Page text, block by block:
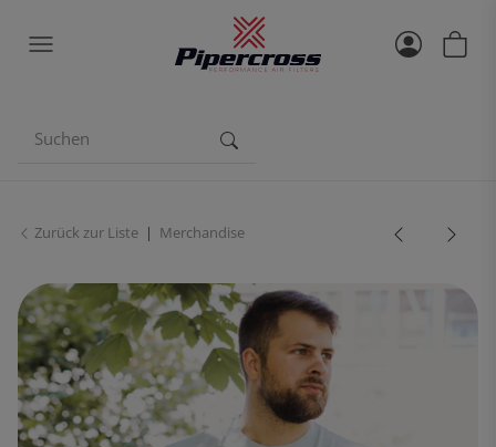
Zurück zur Liste Merchandise